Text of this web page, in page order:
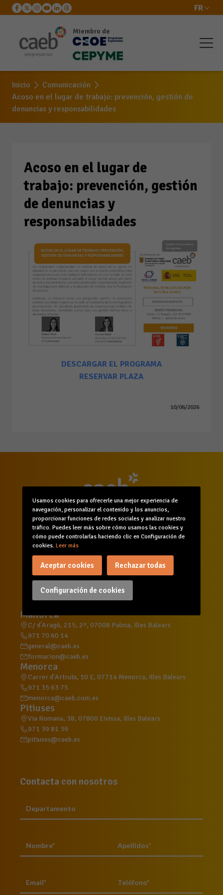
FR
Miembro de
Acoso en el lugar de
trabajo: prevención,
gestión de denuncias y
responsabilidades
Inicio
Comunicación
Acoso en el lugar de trabajo: prevención, gestión de
denuncias y responsabilidades
Acoso en el lugar de
trabajo: prevención, gestión
de denuncias y
responsabilidades
DESCARGAR EL PROGRAMA
RESERVAR PLAZA
10/06/2026
InicioQuiénes somosComunicación
ServiciosFormaciónAgenda
Canal de denuncias
Mallorca
C/ d'Aragó, 215, 2º, 07008 Palma, Illes Balears
971 70 60 14
general@caeb.es
formacion@caeb.es
Menorca
Carrer d'Artrutx, 10 E, 07714 Menorca, Illes Balears
971 35 63 75
menorca@caeb.com.es
Pitiuses
Via Romana, 38, 07800 Eivissa, Illes Balears
971 39 81 39
pitiuses@caeb.es
Contacta con nosotros
Usamos cookies para ofrecerle una mejor experiencia de
navegación, personalizar el contenido y los anuncios,
proporcionar funciones de redes sociales y analizar nuestro
tráfico. Puedes leer más sobre cómo usamos las cookies y
cómo puede controlarlas haciendo clic en Configuración de
cookies. Leer más
Configuración de cookies
Aceptar cookies Rechazar todas